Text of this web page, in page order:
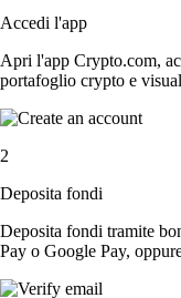
Accedi l'app
Apri l'app Crypto.com,
portafoglio crypto e
2
Deposita fondi
Deposita fondi tramite
Pay o Google Pay,